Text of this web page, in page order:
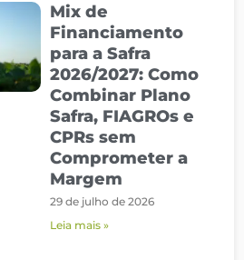
Mix de
Financiamento
para a Safra
2026/2027: Como
Combinar Plano
Safra, FIAGROs e
CPRs sem
Comprometer a
Margem
29 de julho de 2026
Leia mais »